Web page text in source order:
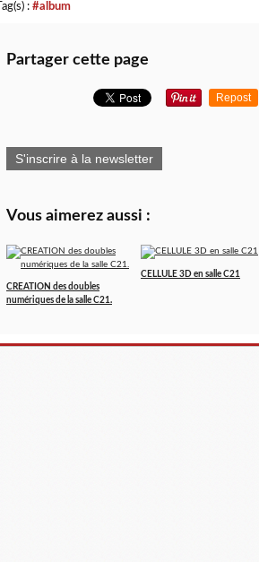
Tag(s) : #album
Partager cette page
Repost
S'inscrire à la newsletter
Vous aimerez aussi :
CREATION des doubles
numériques de la salle C21.
CELLULE 3D en salle C21